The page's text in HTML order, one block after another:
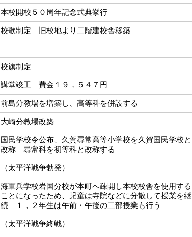
本校開校５０周年記念式典挙行
校歌制定 旧校地より二階建校舎移築
校旗制定
講堂竣工 費金１９，５４７円
前島分教場を増築し、高等科を併設する
大崎分教場改築
国民学校令公布、久賀尋常高等小学校を久賀国民学校と
改称 尋常科を初等科と改称する
（太平洋戦争勃発）
海軍兵学校岩国分校が本町へ疎開し本校校舎を使用する
ことになったため、児童は寺院などに分散して授業を継
続 １，２年生は午前・午後の二部授業も行う
（太平洋戦争終戦）